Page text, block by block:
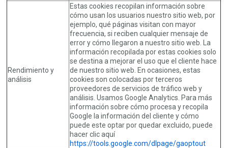
Rendimiento y
análisis
Estas cookies recopilan información sobre
cómo usan los usuarios nuestro sitio web, por
ejemplo, qué páginas visitan con mayor
frecuencia, si reciben cualquier mensaje de
error y cómo llegaron a nuestro sitio web. La
información recopilada por estas cookies solo
se destina a mejorar el uso que el cliente hace
de nuestro sitio web. En ocasiones, estas
cookies son colocadas por terceros
proveedores de servicios de tráfico web y
análisis. Usamos Google Analytics. Para más
información sobre cómo procesa y recopila
Google la información del cliente y cómo
puede este optar por quedar excluido, puede
hacer clic aquí
https://tools.google.com/dlpage/gaoptout